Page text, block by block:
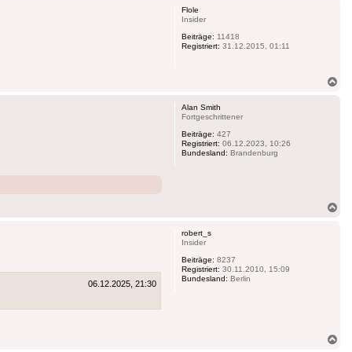
Flole
Insider
Beiträge: 11418
Registriert: 31.12.2015, 01:11
Alan Smith
Fortgeschrittener
Beiträge: 427
Registriert: 06.12.2023, 10:26
Bundesland: Brandenburg
robert_s
Insider
Beiträge: 8237
Registriert: 30.11.2010, 15:09
Bundesland: Berlin
06.12.2025, 21:30